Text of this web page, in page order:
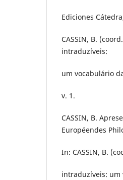
Ediciones
CASSIN, B.
intraduzíveis:
um vocabulário
v. 1.
CASSIN, B.
Européendes
In: CASSIN, B.
intraduzíveis: um